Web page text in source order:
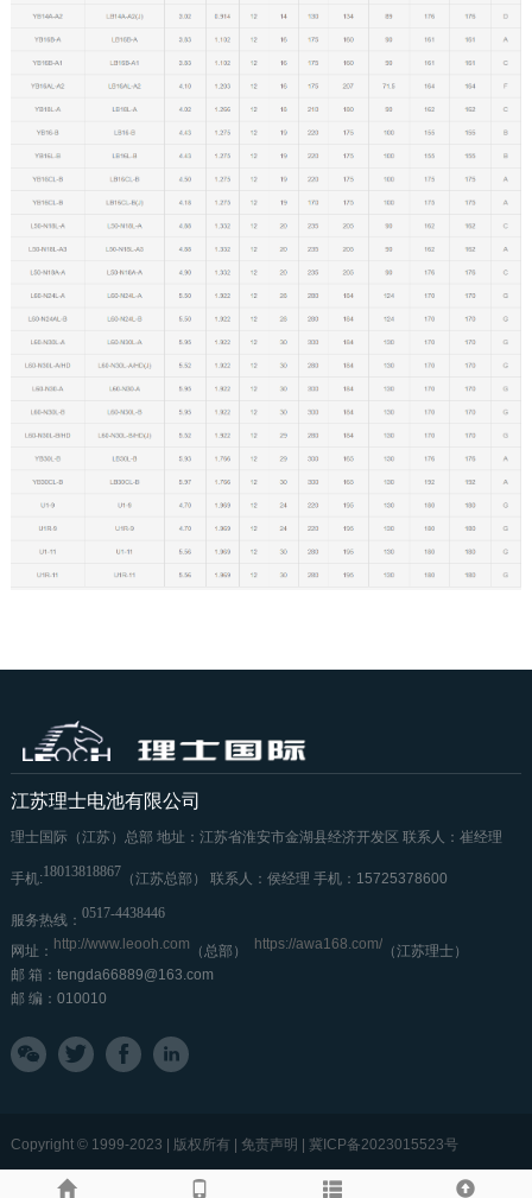
江苏理士电池有限公司
理士国际（江苏）总部 地址：江苏省淮安市金湖县经济开发区 联系人：崔经理
手机:18013818867 （江苏总部） 联系人：侯经理 手机：15725378600
服务热线： 0517-4438446
网址： http://www.leooh.com （总部） https://awa168.com/ （江苏理士）
邮 箱：tengda66889@163.com
邮 编：010010
Copyright © 1999-2023 | 版权所有 | 免责声明 | 冀ICP备2023015523号